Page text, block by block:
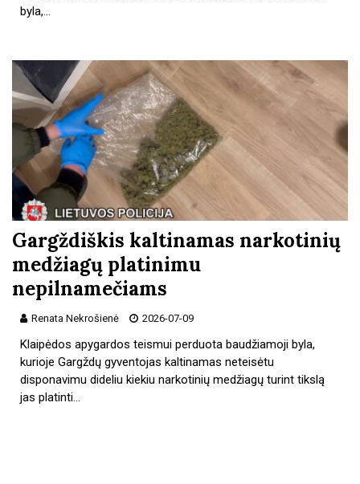
byla,…
Gargždiškis kaltinamas narkotinių
medžiagų platinimu
nepilnamečiams
Renata Nekrošienė 2026-07-09
Klaipėdos apygardos teismui perduota baudžiamoji byla,
kurioje Gargždų gyventojas kaltinamas neteisėtu
disponavimu dideliu kiekiu narkotinių medžiagų turint tikslą
jas platinti…